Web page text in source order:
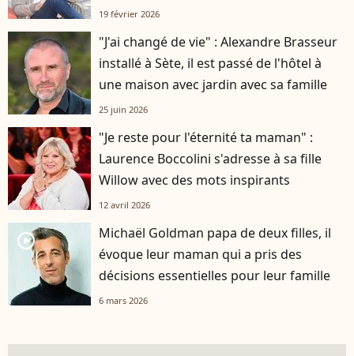
19 février 2026
"J'ai changé de vie" : Alexandre Brasseur
installé à Sète, il est passé de l'hôtel à
une maison avec jardin avec sa famille
25 juin 2026
"Je reste pour l'éternité ta maman" :
Laurence Boccolini s'adresse à sa fille
Willow avec des mots inspirants
12 avril 2026
player2
Michaël Goldman papa de deux filles, il
évoque leur maman qui a pris des
décisions essentielles pour leur famille
6 mars 2026